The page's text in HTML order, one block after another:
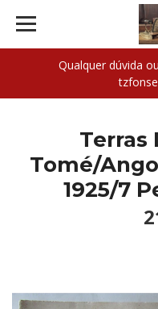
Qualquer dúvida
Terras
Tomé/
1925/7